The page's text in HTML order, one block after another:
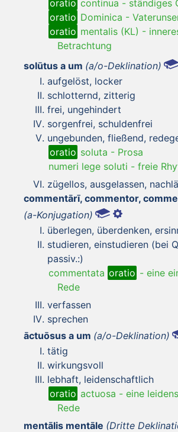
oratio continua - ständiges
oratio Dominica -
oratio mentalis (KL) -
Betrachtung
solūtus a um (a/o-Deklination)
aufgelöst, locker
schlotternd, zitterig
frei, ungehindert
sorgenfrei, schuldenfrei
ungebunden, fließend,
oratio soluta - Prosa
numeri lege soluti - freie
zügellos, ausgelassen,
commentārī, commentor,
(a-Konjugation)
überlegen, überdenken,
studieren, einstudieren (bei
passiv.:)
commentata oratio - eine
Rede
verfassen
sprechen
āctuōsus a um (a/o-Deklination)
tätig
wirkungsvoll
lebhaft, leidenschaftlich
oratio actuosa - eine
Rede
mentālis mentāle (Dritte